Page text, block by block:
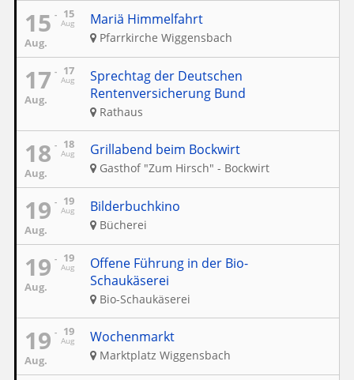
15
Aug
15
Aug.
Mariä Himmelfahrt
Pfarrkirche Wiggensbach
17
Aug
17
Aug.
Sprechtag der Deutschen
Rentenversicherung Bund
Rathaus
18
Aug
18
Aug.
Grillabend beim Bockwirt
Gasthof "Zum Hirsch" - Bockwirt
19
Aug
19
Aug.
Bilderbuchkino
Bücherei
19
Aug
19
Aug.
Offene Führung in der Bio-
Schaukäserei
Bio-Schaukäserei
19
Aug
19
Aug.
Wochenmarkt
Marktplatz Wiggensbach